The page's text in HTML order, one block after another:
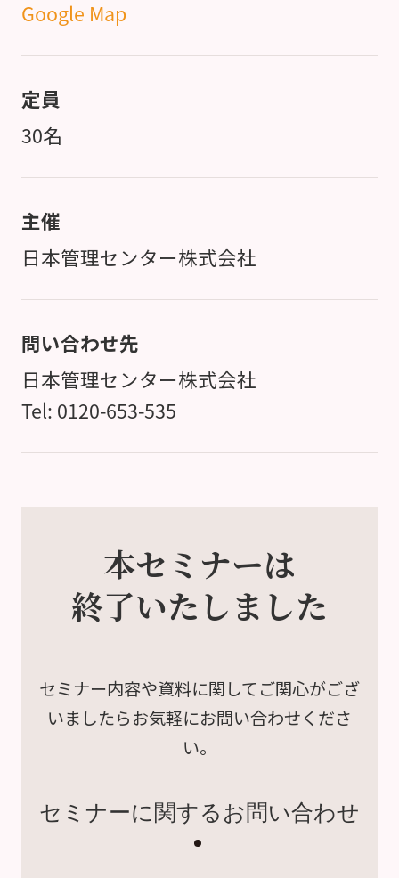
Google Map
定員
30名
主催
日本管理センター株式会社
問い合わせ先
日本管理センター株式会社
Tel: 0120-653-535
本セミナーは
終了いたしました
セミナー内容や資料に関してご関心がござ
いましたらお気軽にお問い合わせくださ
い。
セミナーに関するお問い合わせ